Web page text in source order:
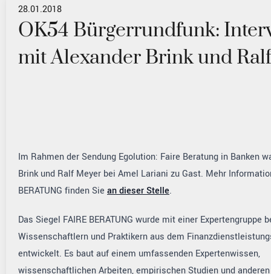
28.01.2018
OK54 Bürgerrundfunk:
mit Alexander Brink und
Im Rahmen der Sendung Egolution: Faire Beratung in Banken
Brink und Ralf Meyer bei Amel Lariani zu Gast. Mehr
BERATUNG finden Sie an dieser Stelle.
Das Siegel FAIRE BERATUNG wurde mit einer Expertengruppe
Wissenschaftlern und Praktikern aus dem
entwickelt. Es baut auf einem umfassenden Expertenwissen,
wissenschaftlichen Arbeiten, empirischen Studien und anderen